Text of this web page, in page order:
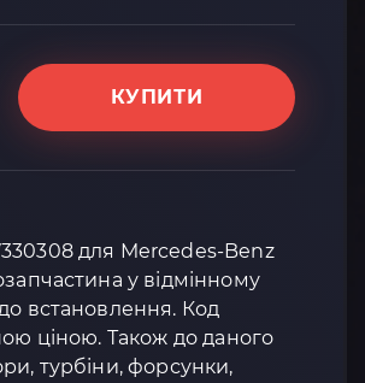
КУПИТИ
для Mercedes-Benz
у відмінному
встановлення. Код
ціною. Також до даного
турбіни, форсунки,